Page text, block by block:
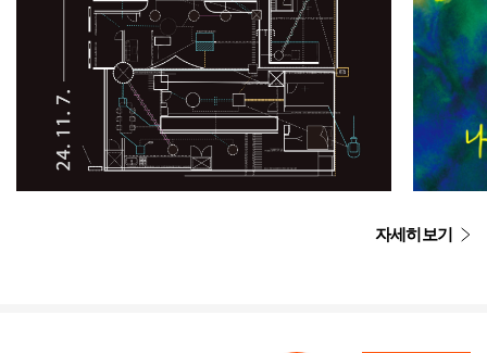
자세히보기